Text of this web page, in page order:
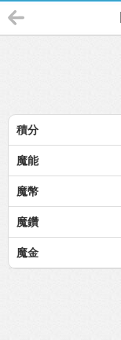
積分
魔能
魔幣
魔鑽
魔金